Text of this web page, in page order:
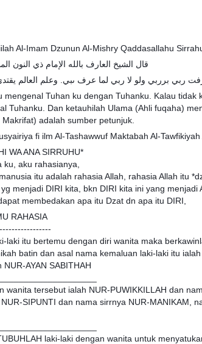
Al-Imam Dzunun Al-Mishry Qaddasallahu
قال الشيخ العارف بالله الإمام ذي
mengenal Tuhan ku dengan Tuhanku. Kalau tidak
Tuhanku. Dan ketauhilah Ulama (Ahli fuqaha)
adalah sumber petunjuk.
fi ilm Al-Tashawwuf Maktabah Al-
WA ANA SIRRUHU*
aku rahasianya,
itu adalah rahasia Allah, rahasia Allah itu
menjadi DIRI kita, bkn DIRI kita ini yang menjadi
membedakan apa itu Dzat dn apa itu DIRI,
RAHASIA
laki itu bertemu dengan diri wanita maka
batin dan asal nama kemaluan laki-laki itu
AYAN SABITHAH
wanita tersebut ialah NUR-PUWIKKILLAH dan
SIPUNTI dan nama sirrnya NUR-MANIKAM,
laki-laki dengan wanita untuk